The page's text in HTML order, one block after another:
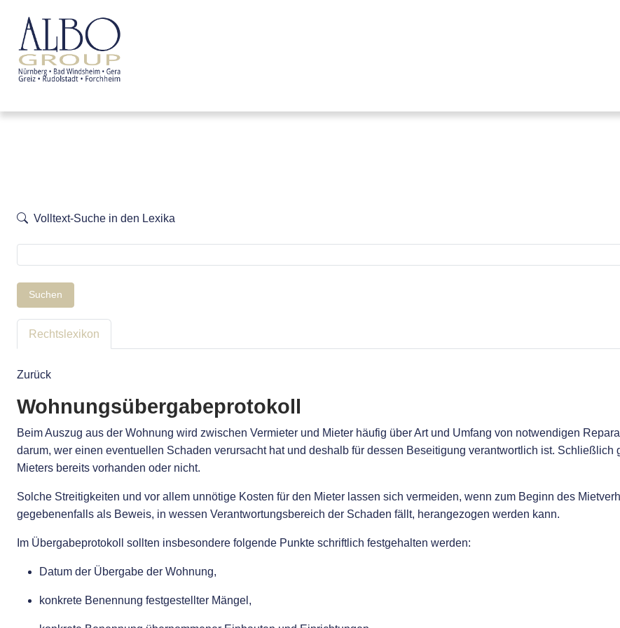
Volltext-Suche in den Lexika
Suchen
Rechtslexikon
Zurück
Wohnungsübergabeprotokoll
Beim Auszug aus der Wohnung wird zwischen Vermieter und Mieter häufig über Art und Umfang von notwendigen
darum, wer einen eventuellen Schaden verursacht hat und deshalb für dessen Beseitigung verantwortlich ist.
Mieters bereits vorhanden oder nicht.
Solche Streitigkeiten und vor allem unnötige Kosten für den Mieter lassen sich vermeiden, wenn zum Beginn des
gegebenenfalls als Beweis, in wessen Verantwortungsbereich der Schaden fällt, herangezogen werden kann.
Im Übergabeprotokoll sollten insbesondere folgende Punkte schriftlich festgehalten werden:
Datum der Übergabe der Wohnung,
konkrete Benennung festgestellter Mängel,